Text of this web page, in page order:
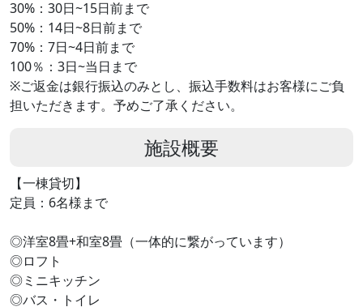
30%：30日~15日前まで
50%：14日~8日前まで
70%：7日~4日前まで
100％：3日~当日まで
※ご返金は銀行振込のみとし、振込手数料はお客様にご負
担いただきます。予めご了承ください。
施設概要
【一棟貸切】
定員：6名様まで
◎洋室8畳+和室8畳（一体的に繋がっています）
◎ロフト
◎ミニキッチン
◎バス・トイレ